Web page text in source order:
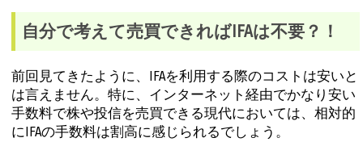
自分で考えて売買できればIFAは不要？！
前回見てきたように、IFAを利用する際のコストは安いと
は言えません。特に、インターネット経由でかなり安い
手数料で株や投信を売買できる現代においては、相対的
にIFAの手数料は割高に感じられるでしょう。